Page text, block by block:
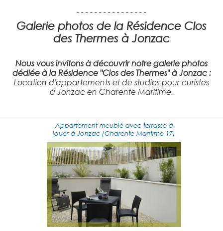
- - - - - - - - - - - - - - - -
Galerie photos de la Résidence Clos
des Thermes à Jonzac
Nous vous invitons à découvrir notre galerie photos
dédiée à la Résidence "Clos des Thermes" à Jonzac :
Location d'appartements et de studios pour curistes
à Jonzac en Charente Maritime.
Appartement meublé avec terrasse à
louer à Jonzac (Charente Maritime 17)